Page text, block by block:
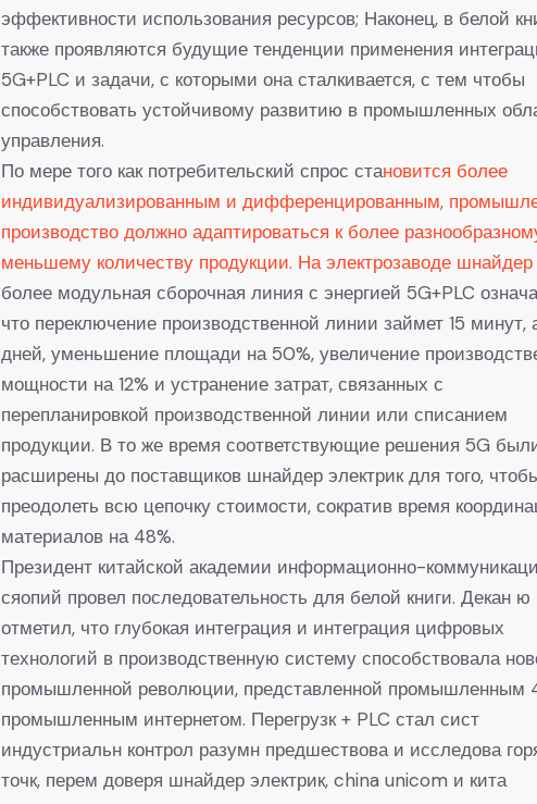
эффективности использования ресурсов; Наконец, в белой
также проявляются будущие тенденции применения
5G+PLC и задачи, с которыми она сталкивается, с тем чтобы
способствовать устойчивому развитию в промышленных
управления.
По мере того как потребительский спрос становится более
индивидуализированным и дифференцированным,
производство должно адаптироваться к более
меньшему количеству продукции. На электрозаводе шнайдер
более модульная сборочная линия с энергией 5G+PLC
что переключение производственной линии займет 15 минут,
дней, уменьшение площади на 50%, увеличение
мощности на 12% и устранение затрат, связанных с
перепланировкой производственной линии или списанием
продукции. В то же время соответствующие решения 5G
расширены до поставщиков шнайдер электрик для того,
преодолеть всю цепочку стоимости, сократив время
материалов на 48%.
Президент китайской академии информационно-
сяопий провел последовательность для белой книги. Декан ю
отметил, что глубокая интеграция и интеграция цифровых
технологий в производственную систему способствовала
промышленной революции, представленной промышленным
промышленным интернетом. Перегрузк + PLC стал сист
индустриальн контрол разумн предшествова и исследова
точк, перем доверя шнайдер электрик, china unicom и кита